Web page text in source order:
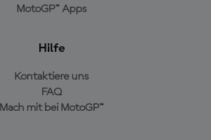
MotoGP™ Apps
Hilfe
Kontaktiere uns
FAQ
Mach mit bei MotoGP™